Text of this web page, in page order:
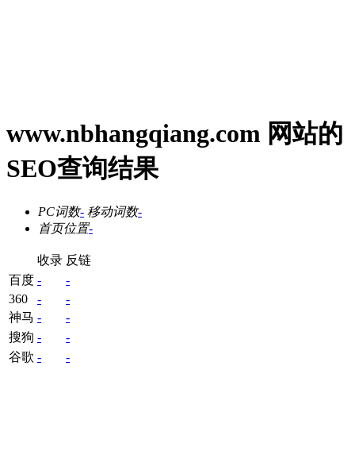
www.nbhangqiang.com 网站的
SEO查询结果
PC词数- 移动词数-
首页位置-
收录 反链
百度 -
-
360
-
-
神马 -
-
搜狗 -
-
谷歌 - -